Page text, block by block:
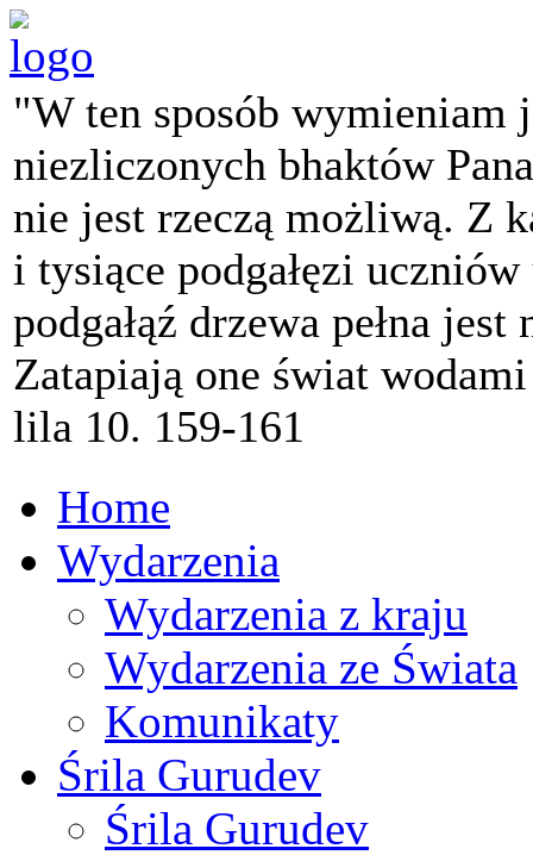
"W ten sposób wymieniam
niezliczonych bhaktów
nie jest rzeczą możliwą. Z
i tysiące podgałęzi
podgałąź drzewa pełna
Zatapiają one świat
lila 10. 159-161
Home
Wydarzenia
Wydarzenia z kraju
Wydarzenia ze Świata
Komunikaty
Śrila Gurudev
Śrila Gurudev